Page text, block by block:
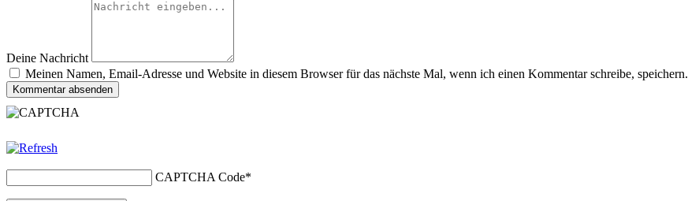
Deine Nachricht
Meinen Namen, Email-Adresse und Website in diesem Browser für das nächste Mal, wenn ich einen Kommentar schreibe, speichern.
Kommentar absenden
CAPTCHA Code*